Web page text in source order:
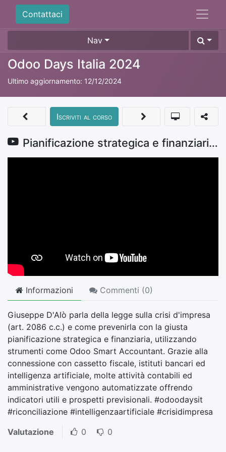
Contattaci
Nav
Odoo Days Italia 2024
Ultimo aggiornamento: 12/12/2024
Pianificazione strategica e finanziaria con OSA - Odoo Smart Accountant
Iscriviti al corso
Informazioni Commenti (0)
Giuseppe D'Alò parla della legge sulla crisi d'impresa
(art. 2086 c.c.) e come prevenirla con la giusta
pianificazione strategica e finanziaria, utilizzando
strumenti come Odoo Smart Accountant. Grazie alla
connessione con cassetto fiscale, istituti bancari ed
intelligenza artificiale, molte attività contabili ed
amministrative vengono automatizzate offrendo
indicatori utili e prospetti previsionali. #odoodaysit
#riconciliazione #intelligenzaartificiale #crisidimpresa
Valutazione
0 0